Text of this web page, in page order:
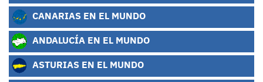
CANARIAS EN EL MUNDO
ANDALUCÍA EN EL MUNDO
ASTURIAS EN EL MUNDO